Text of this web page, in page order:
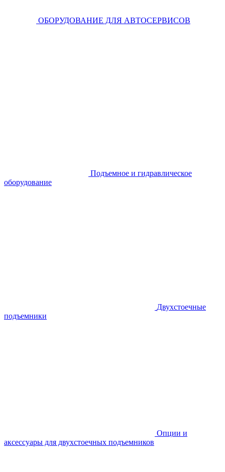
ОБОРУДОВАНИЕ ДЛЯ АВТОСЕРВИСОВ
Подъемное и гидравлическое
оборудование
Двухстоечные
подъемники
Опции и
аксессуары для двухстоечных подъемников